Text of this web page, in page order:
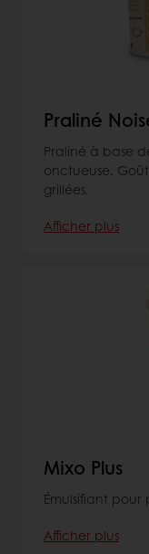
Praliné
Praliné à base
onctueuse.
grillées.
Afficher plus
Mixo Plus
Émulsifiant
Afficher plus